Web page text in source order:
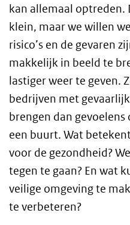
kan allemaal optreden.
klein, maar we willen
risico’s en de gevaren
makkelijk in beeld te
lastiger weer te geven.
bedrijven met
brengen dan
een buurt. Wat
voor de gezondheid?
tegen te gaan? En wat
veilige omgeving te
te verbeteren?